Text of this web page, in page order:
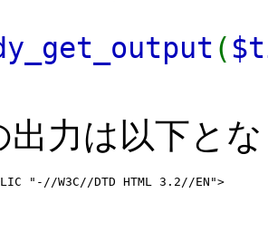
(
出力は以下と
"-//W3C//DTD HTML 3.2//EN">